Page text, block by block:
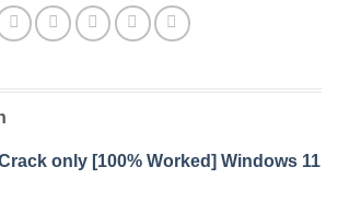
only [100% Worked] Windows 11